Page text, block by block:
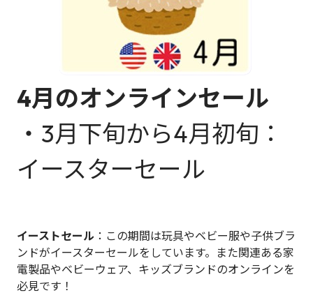
4月のオンラインセール
・3月下旬から4月初旬：
イースターセール
イーストセール ：この期間は玩具やベビー服や子供ブラ
ンドがイースターセールをしています。また関連ある家
電製品やベビーウェア、キッズブランドのオンラインを
必見です！